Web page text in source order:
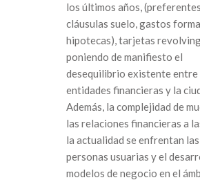
los últimos años,
cláusulas suelo, gastos
hipotecas), tarjetas
poniendo de manifiesto el
desequilibrio existente entre
entidades financieras y la
Además, la complejidad de
las relaciones financieras a
la actualidad se enfrentan las
personas usuarias y el
modelos de negocio en el